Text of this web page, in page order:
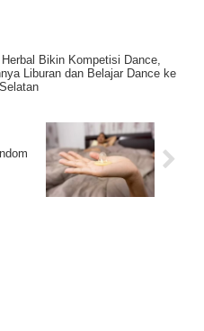
Bikin Kompetisi Dance,
Liburan dan Belajar Dance ke